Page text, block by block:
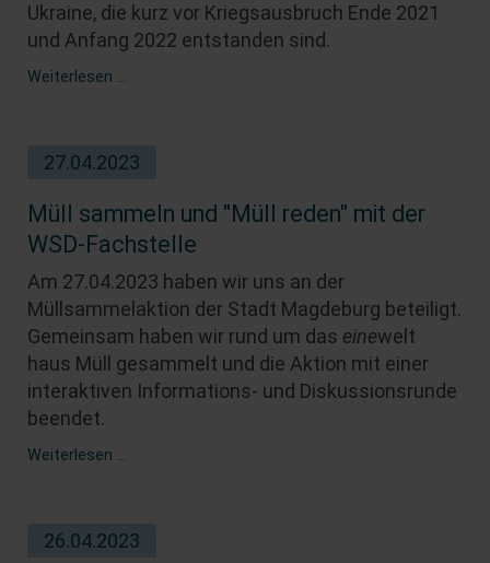
Ukraine, die kurz vor Kriegsausbruch Ende 2021
und Anfang 2022 entstanden sind.
Weiterlesen …
von
Marchenko
27.04.2023
Müll sammeln und "Müll reden" mit der
WSD-Fachstelle
Am 27.04.2023 haben wir uns an der
Müllsammelaktion der Stadt Magdeburg beteiligt.
Gemeinsam haben wir rund um das einewelt
haus Müll gesammelt und die Aktion mit einer
interaktiven Informations- und Diskussionsrunde
beendet.
Weiterlesen …
reden"
26.04.2023